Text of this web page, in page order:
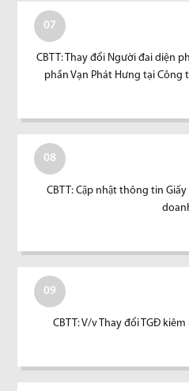
07
CBTT: Thay đổi Người đai diện
phần Vạn Phát Hưng tại
08
CBTT: Cập nhật thông tin
09
CBTT: V/v Thay đổi TGĐ